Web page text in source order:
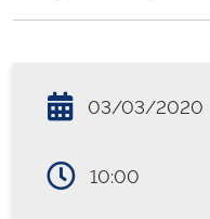
03/03/2020
10:00